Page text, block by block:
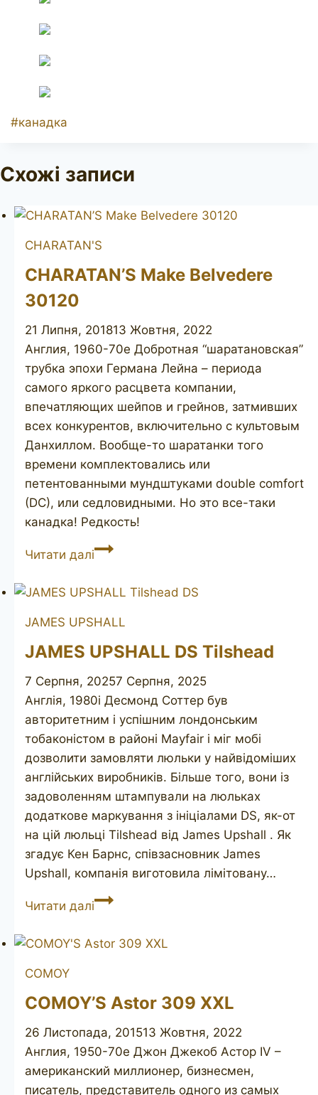
Позначки
#канадка
Схожі записи
CHARATAN'S
CHARATAN’S Make Belvedere
30120
21 Липня, 201813 Жовтня, 2022
Англия, 1960-70е Добротная “шаратановская”
трубка эпохи Германа Лейна – периода
самого яркого расцвета компании,
впечатляющих шейпов и грейнов, затмивших
всех конкурентов, включительно с культовым
Данхиллом. Вообще-то шаратанки того
времени комплектовались или
петентованными мундштуками double comfort
(DC), или седловидными. Но это все-таки
канадка! Редкость!
Читати даліCHARATAN’S
Belvedere
JAMES UPSHALL
JAMES UPSHALL DS Tilshead
7 Серпня, 20257 Серпня, 2025
Англія, 1980і Десмонд Соттер був
авторитетним і успішним лондонським
тобаконістом в районі Mayfair і міг мобі
дозволити замовляти люльки у найвідоміших
англійських виробників. Більше того, вони із
задоволенням штампували на люльках
додаткове маркування з ініціалами DS, як-от
на цій люльці Tilshead від James Upshall . Як
згадує Кен Барнс, співзасновник James
Upshall, компанія виготовила лімітовану…
Читати даліJAMES
DS
COMOY
COMOY’S Astor 309 XXL
26 Листопада, 201513 Жовтня, 2022
Англия, 1950-70е Джон Джекоб Астор IV –
американский миллионер, бизнесмен,
писатель, представитель одного из самых